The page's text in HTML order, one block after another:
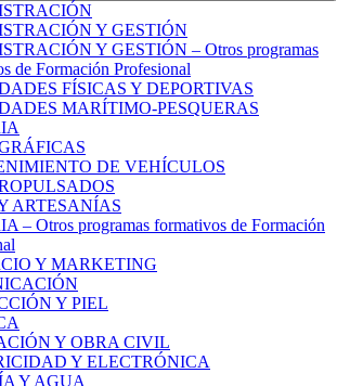
Y GESTIÓN
Y GESTIÓN – Otros programas
de Formación Profesional
FÍSICAS Y DEPORTIVAS
MARÍTIMO-PESQUERAS
DE VEHÍCULOS
ARTESANÍAS
– Otros programas formativos de Formación
Y MARKETING
Y PIEL
Y OBRA CIVIL
Y ELECTRÓNICA
Y AGUA